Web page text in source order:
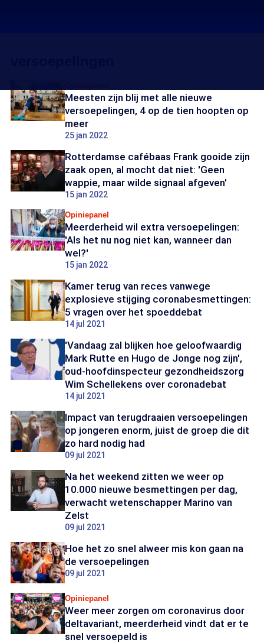
Meesten zijn blij met alle nieuwe
versoepelingen, 4 op de tien hoopten op
meer
25 jan 2022
Rotterdamse cafébaas Frank gooide zijn
zaak open, al mocht dat niet: 'Geen
wappie, maar wilde signaal afgeven'
15 jan 2022
Opiniepanel
Meerderheid wil extra versoepelingen:
'Als het nu nog niet kan, wanneer dan
wel?'
15 jan 2022
Kamer terug van reces vanwege
explosieve stijging coronabesmettingen:
5 vragen over het spoeddebat
14 jul 2021
'Vandaag zal blijken hoe geloofwaardig
Mark Rutte en Hugo de Jonge nog zijn',
oud-hoofdinspecteur gezondheidszorg
Wim Schellekens over coronadebat
14 jul 2021
Impact van terugdraaien versoepelingen
op jongeren enorm, juist de groep die dit
zo hard nodig had
09 jul 2021
Na het weekend zitten we weer op
10.000 nieuwe besmettingen per dag,
verwacht wetenschapper Marino van
Zelst
09 jul 2021
Hoe het zo snel alweer mis kon gaan na
de versoepelingen
09 jul 2021
Opiniepanel
Weer meer zorgen om coronavirus door
deltavariant, meerderheid vindt dat er te
snel versoepeld is